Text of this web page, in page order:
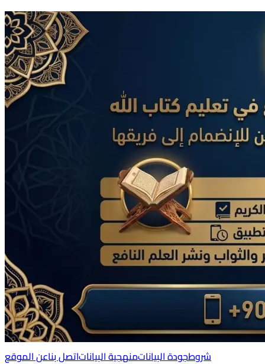
عن الموقعاتصل بنامنهجية البياناتجودة البياناتشروط